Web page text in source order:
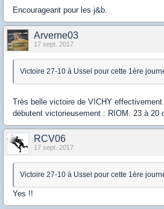
Encourageant pour les j&b.
Arverne03
17 sept. 2017
Victoire 27-10 à Ussel pour cette 1ère
Très belle victoire de VICHY
débutent victorieusement : RIOM. 23 à 20
RCV06
17 sept. 2017
Victoire 27-10 à Ussel pour cette 1ère
Yes !!